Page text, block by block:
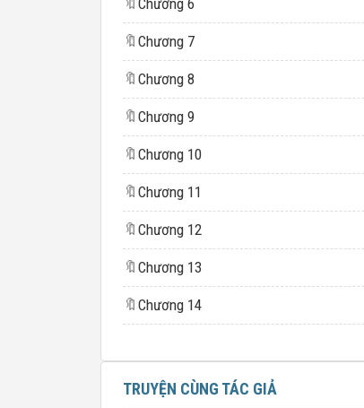
🔖 Chương 6
🔖 Chương 7
🔖 Chương 8
🔖 Chương 9
🔖 Chương 10
🔖 Chương 11
🔖 Chương 12
🔖 Chương 13
🔖 Chương 14
TRUYỆN CÙNG TÁC GIẢ